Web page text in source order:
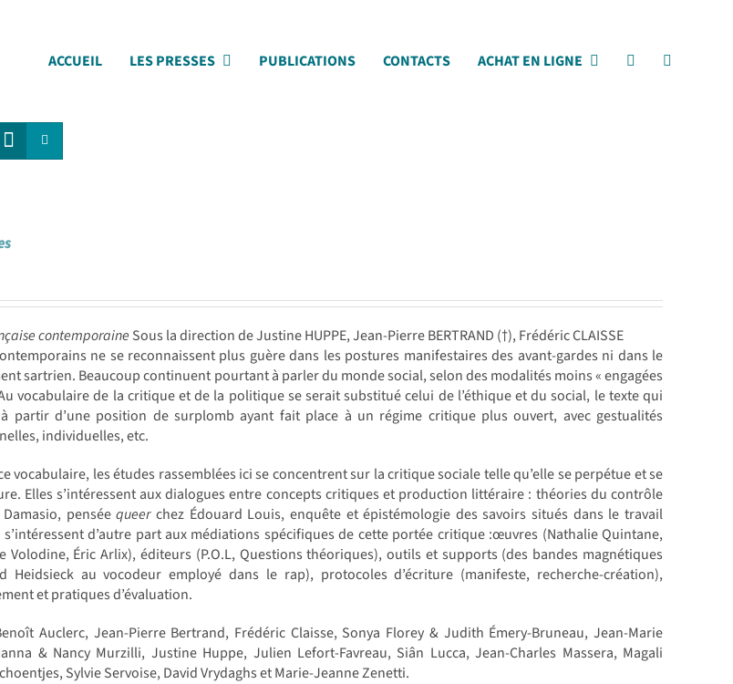
ACCUEIL LES PRESSES PUBLICATIONS CONTACTS ACHAT EN LIGNE
contemporaine Sous la direction de Justine HUPPE, Jean-Pierre BERTRAND (†), Frédéric CLAISSE
ne se reconnaissent plus guère dans les postures manifestaires des avant-gardes ni dans le
sartrien. Beaucoup continuent pourtant à parler du monde social, selon des modalités moins « engagées
vocabulaire de la critique et de la politique se serait substitué celui de l’éthique et du social, le texte qui
partir d’une position de surplomb ayant fait place à un régime critique plus ouvert, avec gestualités
individuelles, etc.
vocabulaire, les études rassemblées ici se concentrent sur la critique sociale telle qu’elle se perpétue et se
Elles s’intéressent aux dialogues entre concepts critiques et production littéraire : théories du contrôle
Damasio, penséequeerchez Édouard Louis, enquête et épistémologie des savoirs situés dans le travail
s’intéressent d’autre part aux médiations spécifiques de cette portée critique :œuvres (Nathalie Quintane,
Volodine, Éric Arlix), éditeurs (P.O.L, Questions théoriques), outils et supports (des bandes magnétiques
Heidsieck au vocodeur employé dans le rap), protocoles d’écriture (manifeste, recherche-création),
et pratiques d’évaluation.
Auclerc, Jean-Pierre Bertrand, Frédéric Claisse, Sonya Florey & Judith Émery-Bruneau, Jean-Marie
& Nancy Murzilli, Justine Huppe, Julien Lefort-Favreau, Siân Lucca, Jean-Charles Massera, Magali
Sylvie Servoise, David Vrydaghs et Marie-Jeanne Zenetti.